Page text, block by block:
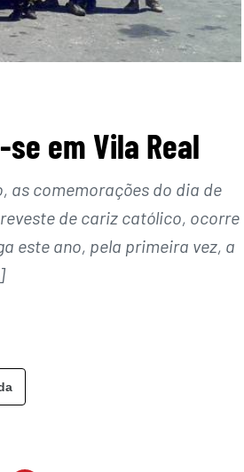
em Vila Real
as comemorações do dia de
de cariz católico, ocorre
este ano, pela primeira vez, a